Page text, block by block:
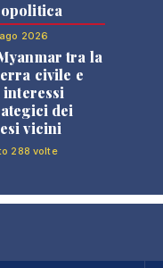
2026
tra la
civile e
interessi
dei
vicini
288 volte